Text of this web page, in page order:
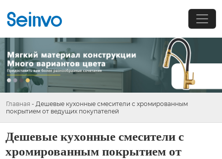
Главная - Дешевые кухонные смесители с хромированным
покрытием от ведущих покупателей
Дешевые кухонные смесители с
хромированным покрытием от